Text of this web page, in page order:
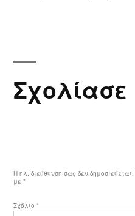
Σχολίασε
Η ηλ. διεύθυνση σας δεν δημοσιεύεται.
με *
Σχόλιο *